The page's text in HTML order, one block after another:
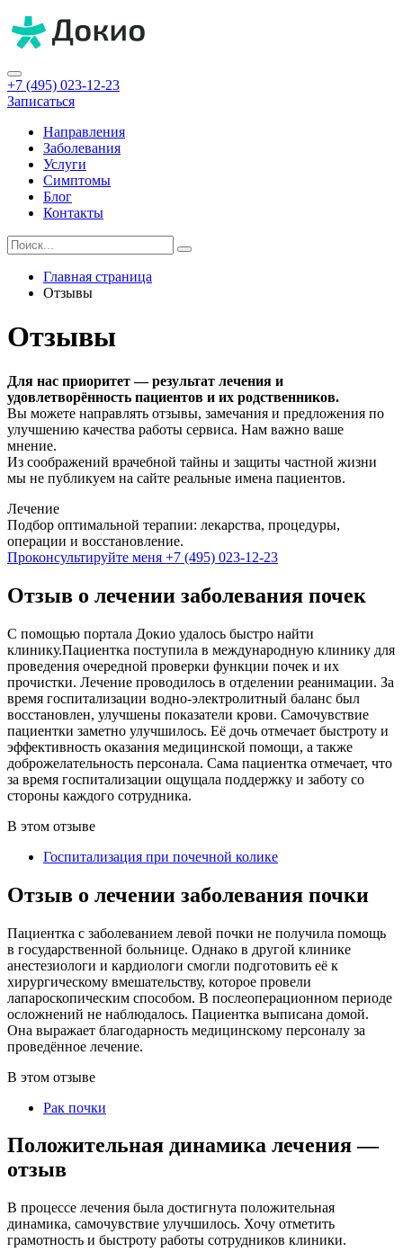
+7 (495) 023-12-23
Записаться
Направления
Заболевания
Услуги
Симптомы
Блог
Контакты
Главная страница
Отзывы
Отзывы
Для нас приоритет — результат лечения и
удовлетворённость пациентов и их родственников.
Вы можете направлять отзывы, замечания и предложения по
улучшению качества работы сервиса. Нам важно ваше
мнение.
Из соображений врачебной тайны и защиты частной жизни
мы не публикуем на сайте реальные имена пациентов.
Лечение
Подбор оптимальной терапии: лекарства, процедуры,
операции и восстановление.
Проконсультируйте меня +7 (495) 023-12-23
Отзыв о лечении заболевания почек
С помощью портала Докио удалось быстро найти
клинику.Пациентка поступила в международную клинику для
проведения очередной проверки функции почек и их
прочистки. Лечение проводилось в отделении реанимации. За
время госпитализации водно-электролитный баланс был
восстановлен, улучшены показатели крови. Самочувствие
пациентки заметно улучшилось. Её дочь отмечает быстроту и
эффективность оказания медицинской помощи, а также
доброжелательность персонала. Сама пациентка отмечает, что
за время госпитализации ощущала поддержку и заботу со
стороны каждого сотрудника.
В этом отзыве
Госпитализация при почечной коликe
Отзыв о лечении заболевания почки
Пациентка с заболеванием левой почки не получила помощь
в государственной больнице. Однако в другой клинике
анестезиологи и кардиологи смогли подготовить её к
хирургическому вмешательству, которое провели
лапароскопическим способом. В послеоперационном периоде
осложнений не наблюдалось. Пациентка выписана домой.
Она выражает благодарность медицинскому персоналу за
проведённое лечение.
В этом отзыве
Рак почки
Положительная динамика лечения —
отзыв
В процессе лечения была достигнута положительная
динамика, самочувствие улучшилось. Хочу отметить
грамотность и быстроту работы сотрудников клиники.